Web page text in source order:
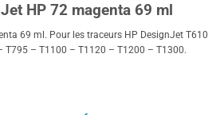
HP 72 magenta 69 ml
69 ml. Pour les traceurs HP DesignJet T610
T795 – T1100 – T1120 – T1200 – T1300.